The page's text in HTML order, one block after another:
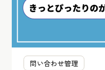
問い合わせ管理